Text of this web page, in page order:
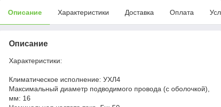
Описание Характеристики Доставка Оплата
Описание
Характеристики:
Климатическое исполнение: УХЛ4
Максимальный диаметр подводимого провода (с оболочкой),
мм: 16